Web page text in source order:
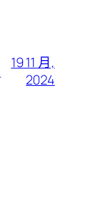
19 11 月,
2024